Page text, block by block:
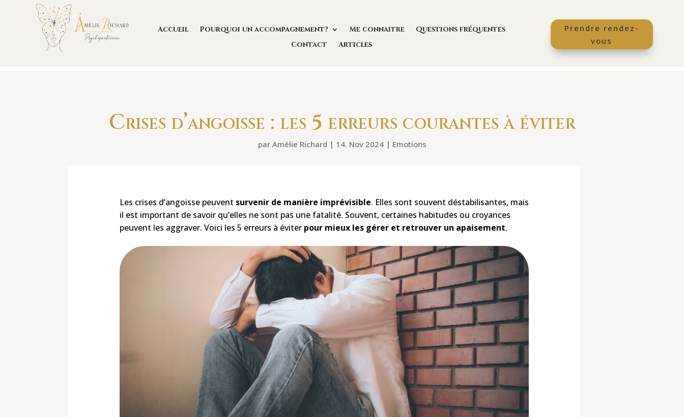
Accueil Pourquoi un accompagnement? Me connaitre
Questions fréquentes
Contact
Articles
Prendre rendez-
vous
Crises d’angoisse : les 5 erreurs courantes à éviter
par Amélie Richard | 14. Nov 2024| Emotions
Les crises d’angoisse peuvent survenir de manière imprévisible. Elles sont souvent déstabilisantes, mais
il est important de savoir qu’elles ne sont pas une fatalité. Souvent, certaines habitudes ou croyances
peuvent les aggraver. Voici les 5 erreurs à éviter pour mieux les gérer et retrouver un apaisement.